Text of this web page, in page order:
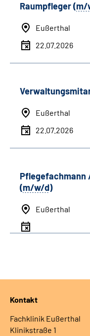
Raumpfleger (m/
Eußerthal
22.07.2026
Eußerthal
22.07.2026
(m/w/d)
Eußerthal
Kontakt
Fachklinik Eußerthal
Klinikstraße 1